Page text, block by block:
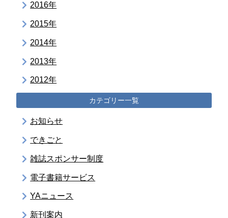
2016年
2015年
2014年
2013年
2012年
カテゴリー一覧
お知らせ
できごと
雑誌スポンサー制度
電子書籍サービス
YAニュース
新刊案内